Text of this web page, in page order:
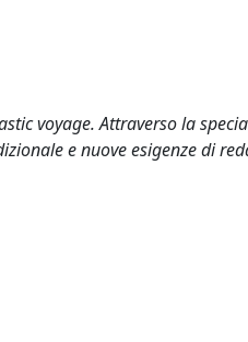
voyage. Attraverso la
e nuove esigenze di